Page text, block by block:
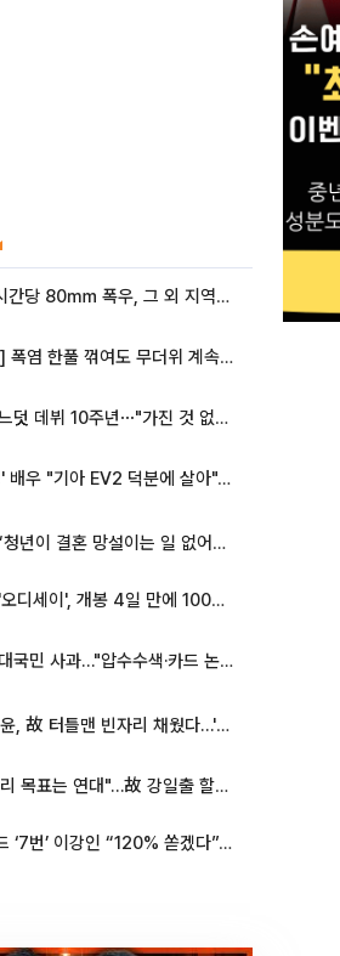
동해안은 시간당 80㎜ 폭우, 그 외 지역은 폭염…‘극과 극 날씨’
[내일 날씨] 폭염 한풀 꺾여도 무더위 계속⋯동해안 이틀 연속 비
임영웅, 어느덧 데뷔 10주년⋯"가진 것 없던 시절, 내 앞엔 20명의 팬뿐"
'굿 윌 헌팅' 배우 "기아 EV2 덕분에 살아"…교통사고 후 안전성 극찬
李대통령 “청년이 결혼 망설이는 일 없어야...제도상 불이익 조사”
놀란 감독 '오디세이', 개봉 4일 만에 100만 돌파⋯'왕사남' 보다 빠르다
축구협회, 대국민 사과…"압수수색·카드 논란 사죄, 강도 높은 쇄신"
'불명' 문세윤, 故 터틀맨 빈자리 채웠다…'거북이' 눈물의 최종 우승
추미애 "우리 목표는 연대"…故 강일출 할머니 흉상 제막
AT마드리드 ‘7번’ 이강인 “120% 쏟겠다”⋯시메오네 감독 “필요한 선수”